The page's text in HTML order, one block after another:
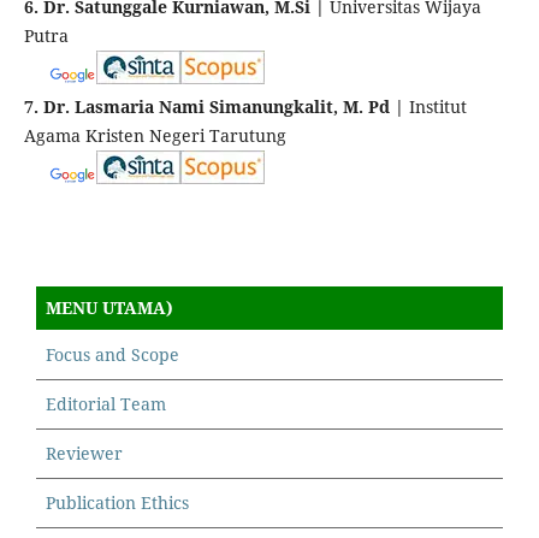
6. Dr. Satunggale Kurniawan, M.Si | Universitas Wijaya
Putra
7. Dr. Lasmaria Nami Simanungkalit, M. Pd | Institut
Agama Kristen Negeri Tarutung
MENU UTAMA)
Focus and Scope
Editorial Team
Reviewer
Publication Ethics